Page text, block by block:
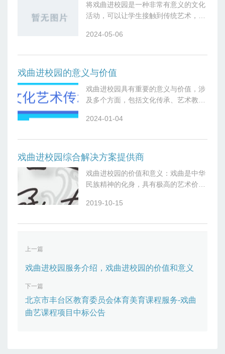
将戏曲进校园是一种非常有意义的文化
活动，可以让学生接触到传统艺术，增
是一个戏曲进校园活动方案的大致框
2024-05-06
戏曲进校园的意义与价值
戏曲进校园具有重要的意义与价值，涉
及多个方面，包括文化传承、艺术教
1.文化传承与传统价值观培养：-戏曲是
2024-01-04
戏曲进校园综合解决方案提供商
戏曲进校园的价值和意义：戏曲是中华
民族精神的化身，具有极高的艺术价值
瑰宝。让戏曲走进校园，对传承中华民
2019-10-15
上一篇
戏曲进校园服务介绍，戏曲进校园的价值和意义
下一篇
北京市丰台区教育委员会体育美育课程服务-戏曲
曲艺课程项目中标公告